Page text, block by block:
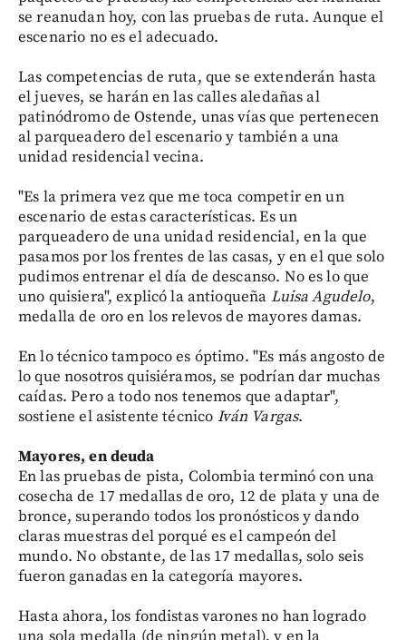
se reanudan hoy, con las pruebas de ruta. Aunque el
escenario no es el adecuado.
Las competencias de ruta, que se extenderán hasta
el jueves, se harán en las calles aledañas al
patinódromo de Ostende, unas vías que pertenecen
al parqueadero del escenario y también a una
unidad residencial vecina.
"Es la primera vez que me toca competir en un
escenario de estas características. Es un
parqueadero de una unidad residencial, en la que
pasamos por los frentes de las casas, y en el que solo
pudimos entrenar el día de descanso. No es lo que
uno quisiera", explicó la antioqueña Luisa Agudelo,
medalla de oro en los relevos de mayores damas.
En lo técnico tampoco es óptimo. "Es más angosto de
lo que nosotros quisiéramos, se podrían dar muchas
caídas. Pero a todo nos tenemos que adaptar",
sostiene el asistente técnico Iván Vargas.
Mayores, en deuda
En las pruebas de pista, Colombia terminó con una
cosecha de 17 medallas de oro, 12 de plata y una de
bronce, superando todos los pronósticos y dando
claras muestras del porqué es el campeón del
mundo. No obstante, de las 17 medallas, solo seis
fueron ganadas en la categoría mayores.
Hasta ahora, los fondistas varones no han logrado
una sola medalla (de ningún metal), y en la